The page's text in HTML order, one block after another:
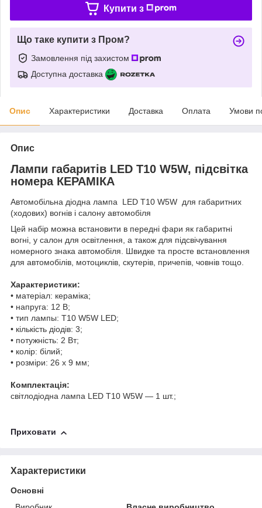
Купити з
Що таке купити з Пром?
Замовлення під захистом
Доступна доставка
Опис Характеристики Доставка Оплата Умови
Опис
Лампи габаритів LED T10 W5W, підсвітка
номера КЕРАМІКА
Автомобільна діодна лампа LED T10 W5W для габаритних
(ходових) вогнів і салону автомобіля
Цей набір можна встановити в передні фари як габаритні
вогні, у салон для освітлення, а також для підсвічування
номерного знака автомобіля. Швидке та просте встановлення
для автомобілів, мотоциклів, скутерів, причепів, човнів тощо.
Характеристики:
• матеріал: кераміка;
• напруга: 12 В;
• тип лампы: T10 W5W LED;
• кількість діодів: 3;
• потужність: 2 Вт;
• колір: білий;
• розміри: 26 х 9 мм;
Комплектація:
світлодіодна лампа LED T10 W5W — 1 шт.;
Приховати
Характеристики
Основні